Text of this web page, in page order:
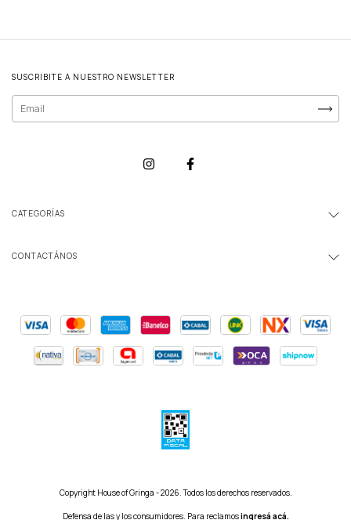
SUSCRIBITE A NUESTRO NEWSLETTER
CATEGORÍAS
CONTACTÁNOS
Copyright House of Gringa - 2026. Todos los derechos reservados.
Defensa de las y los consumidores. Para reclamosingresá acá.